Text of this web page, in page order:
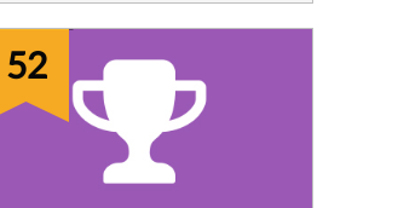
52